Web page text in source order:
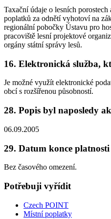
Taxační údaje o lesních
poplatků za odnětí vyhotoví na
regionální pobočky Ústavu pro
pracoviště lesní projektové
orgány státní správy lesů.
16. Elektronická služba,
Je možné využít elektronické
obcí s rozšířenou působností.
28. Popis byl naposledy
06.09.2005
29. Datum konce
Bez časového omezení.
Potřebuji vyřídit
Czech POINT
Místní poplatky